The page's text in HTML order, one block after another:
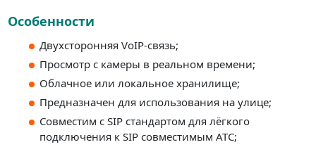
Особенности
Двухсторонняя VoIP-связь;
Просмотр с камеры в реальном времени;
Облачное или локальное хранилище;
Предназначен для использования на улице;
Совместим с SIP стандартом для лёгкого
подключения к SIP совместимым АТС;